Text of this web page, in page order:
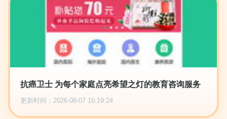
抗癌卫士 为每个家庭点亮希望之灯的教育咨询服务
更新时间：2026-08-07 16:19:24